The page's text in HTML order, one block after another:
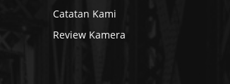
Catatan Kami
Review Kamera